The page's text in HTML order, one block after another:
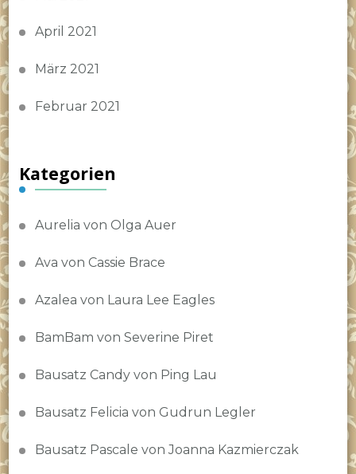
April 2021
März 2021
Februar 2021
Kategorien
Aurelia von Olga Auer
Ava von Cassie Brace
Azalea von Laura Lee Eagles
BamBam von Severine Piret
Bausatz Candy von Ping Lau
Bausatz Felicia von Gudrun Legler
Bausatz Pascale von Joanna Kazmierczak